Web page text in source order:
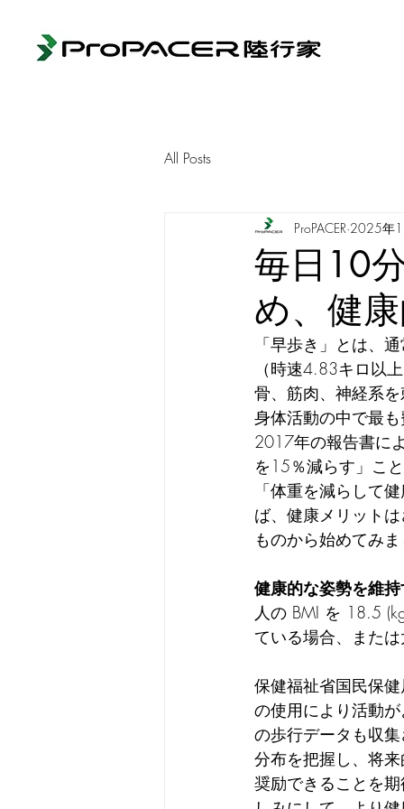
All Posts
毎日10
め、健
ProPACER 2025年
「早歩き」とは、
（時速4.83キロ以
骨、筋肉、神経系
身体活動の中で最
2017年の報告書に
を15％減らす」こ
「体重を減らして
ば、健康メリット
ものから始めてみ
健康的な姿勢を維
人の BMI を 18.5
ている場合、また
保健福祉省国民保
の使用により活動
の歩行データも収
分布を把握し、将
奨励できることを